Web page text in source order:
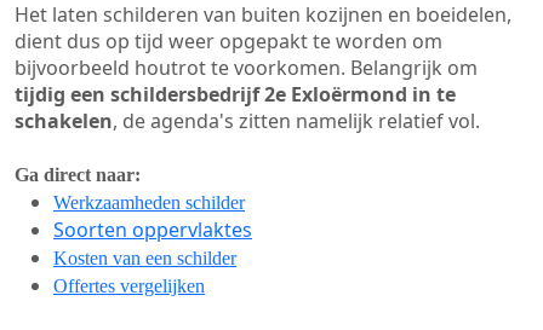
Het laten schilderen van buiten kozijnen en boeidelen,
dient dus op tijd weer opgepakt te worden om
bijvoorbeeld houtrot te voorkomen. Belangrijk om
tijdig een schildersbedrijf 2e Exloërmond in te
schakelen, de agenda's zitten namelijk relatief vol.
Ga direct naar:
Werkzaamheden schilder
Soorten oppervlaktes
Kosten van een schilder
Offertes vergelijken